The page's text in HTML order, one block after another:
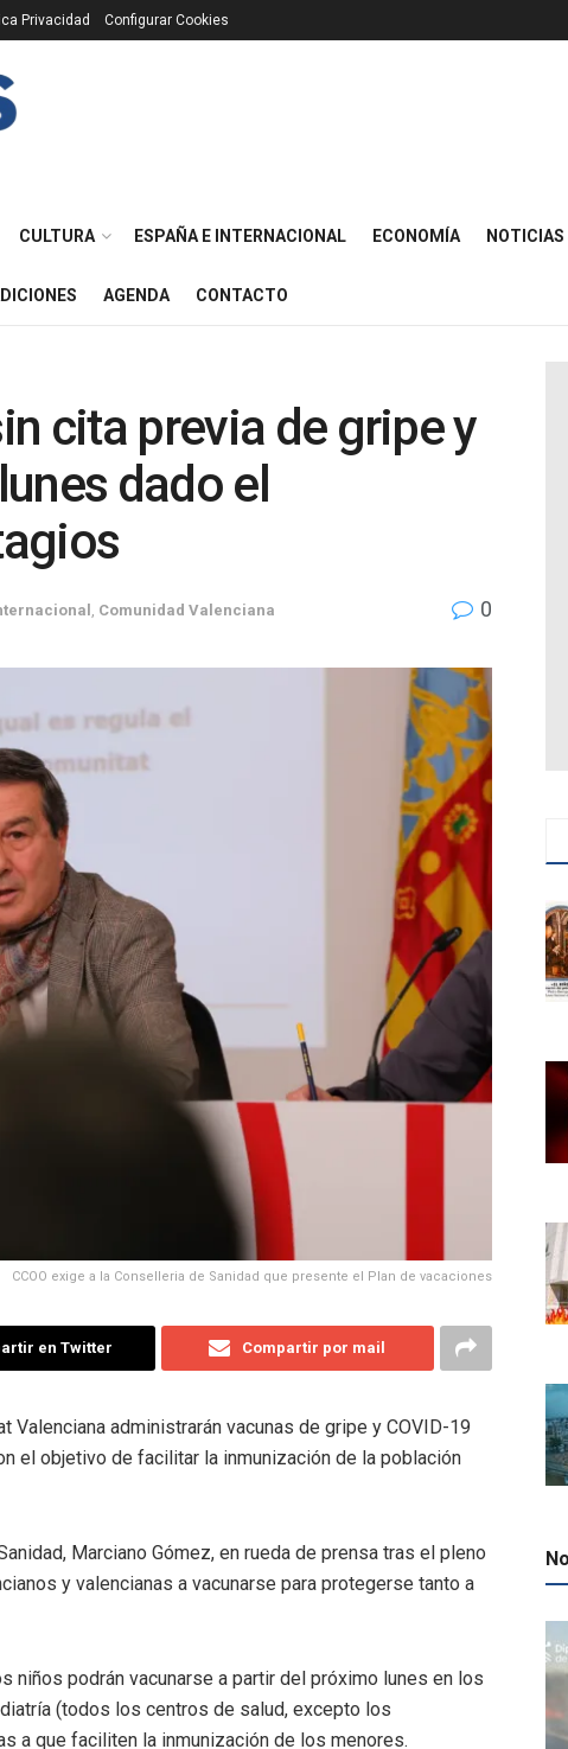
Privacidad Configurar Cookies
CULTURA ESPAÑA E INTERNACIONAL ECONOMÍA
AGENDA CONTACTO
cita previa de gripe y
dado el
Comunidad Valenciana 0
CCOO exige a la Conselleria de Sanidad que presente el Plan de vacaciones
en Twitter Compartir por mail
Valenciana administrarán vacunas de gripe y COVID-19
el objetivo de facilitar la inmunización de la población
Marciano Gómez, en rueda de prensa tras el pleno
y valencianas a vacunarse para protegerse tanto a
niños podrán vacunarse a partir del próximo lunes en los
(todos los centros de salud, excepto los
a que faciliten la inmunización de los menores.